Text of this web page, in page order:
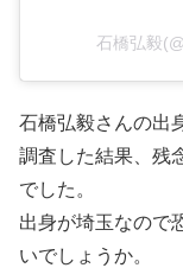
石橋弘毅
石橋弘毅さんの出
調査した結果、残
でした。
出身が埼玉なので
いでしょうか。